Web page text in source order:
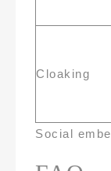
Cloaking
Social